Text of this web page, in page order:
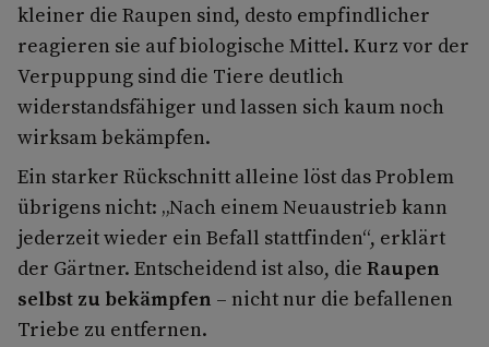
kleiner die Raupen sind, desto empfindlicher
reagieren sie auf biologische Mittel. Kurz vor der
Verpuppung sind die Tiere deutlich
widerstandsfähiger und lassen sich kaum noch
wirksam bekämpfen.
Ein starker Rückschnitt alleine löst das Problem
übrigens nicht: „Nach einem Neuaustrieb kann
jederzeit wieder ein Befall stattfinden“, erklärt
der Gärtner. Entscheidend ist also, die Raupen
selbst zu bekämpfen – nicht nur die befallenen
Triebe zu entfernen.